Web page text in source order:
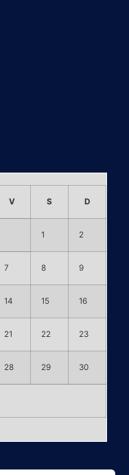
V S D
1 2
7 8 9
14 15 16
21 22 23
28 29 30